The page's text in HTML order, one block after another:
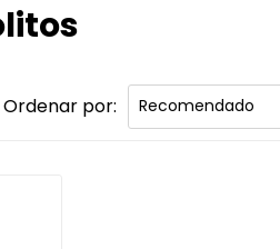
Ordenar por: